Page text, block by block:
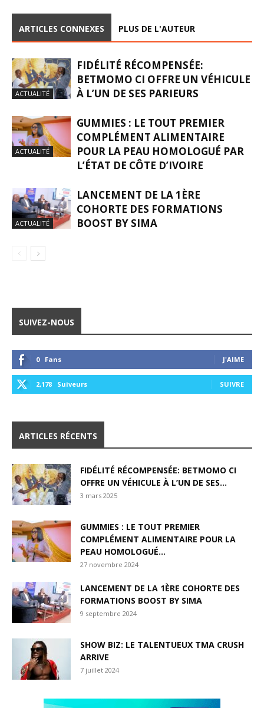
ARTICLES CONNEXES PLUS DE L'AUTEUR
ACTUALITÉ
FIDÉLITÉ RÉCOMPENSÉE:
BETMOMO CI OFFRE UN VÉHICULE
À L’UN DE SES PARIEURS
ACTUALITÉ
GUMMIES : LE TOUT PREMIER
COMPLÉMENT ALIMENTAIRE
POUR LA PEAU HOMOLOGUÉ PAR
L’ÉTAT DE CÔTE D’IVOIRE
ACTUALITÉ
LANCEMENT DE LA 1ÈRE
COHORTE DES FORMATIONS
BOOST BY SIMA
SUIVEZ-NOUS
0 Fans J'AIME
2,178 Suiveurs SUIVRE
ARTICLES RÉCENTS
FIDÉLITÉ RÉCOMPENSÉE: BETMOMO CI
OFFRE UN VÉHICULE À L’UN DE SES...
3 mars 2025
GUMMIES : LE TOUT PREMIER
COMPLÉMENT ALIMENTAIRE POUR LA
PEAU HOMOLOGUÉ...
27 novembre 2024
LANCEMENT DE LA 1ÈRE COHORTE DES
FORMATIONS BOOST BY SIMA
9 septembre 2024
SHOW BIZ: LE TALENTUEUX TMA CRUSH
ARRIVE
7 juillet 2024